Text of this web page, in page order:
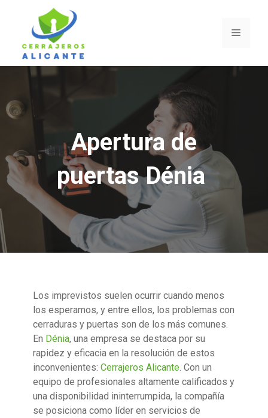
contenido
Menú
Apertura de
puertas Dénia
Los imprevistos suelen ocurrir cuando menos
los esperamos, y entre ellos, los problemas con
cerraduras y puertas son de los más comunes.
En Dénia, una empresa se destaca por su
rapidez y eficacia en la resolución de estos
inconvenientes: Cerrajeros Alicante . Con un
equipo de profesionales altamente calificados y
una disponibilidad ininterrumpida, la compañía
se posiciona como líder en servicios de